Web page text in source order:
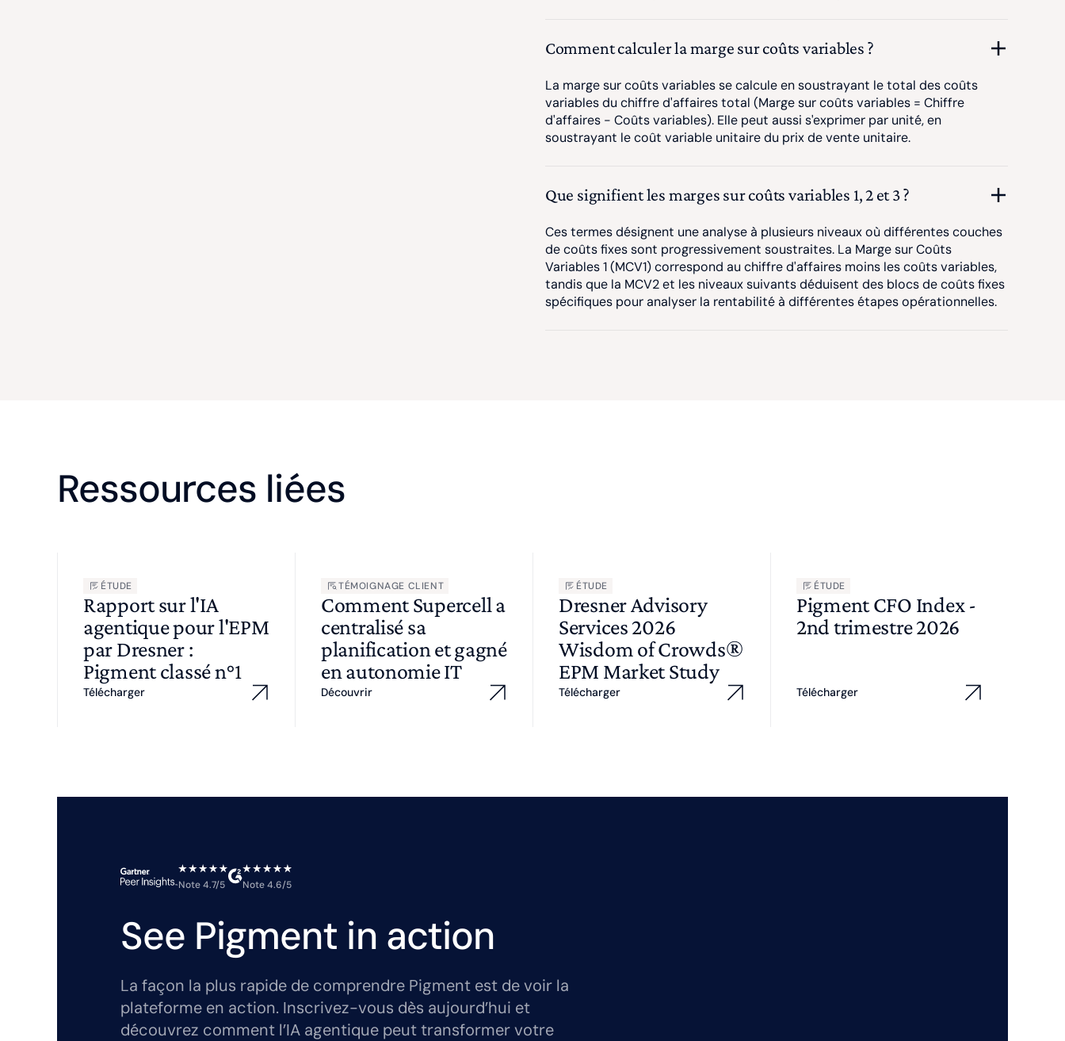
Comment calculer la marge sur coûts variables ?
La marge sur coûts variables se calcule en soustrayant le total des coûts
variables du chiffre d'affaires total (Marge sur coûts variables = Chiffre
d'affaires - Coûts variables). Elle peut aussi s'exprimer par unité, en
soustrayant le coût variable unitaire du prix de vente unitaire.
Que signifient les marges sur coûts variables 1, 2 et 3 ?
Ces termes désignent une analyse à plusieurs niveaux où différentes couches
de coûts fixes sont progressivement soustraites. La Marge sur Coûts
Variables 1 (MCV1) correspond au chiffre d'affaires moins les coûts variables,
tandis que la MCV2 et les niveaux suivants déduisent des blocs de coûts fixes
spécifiques pour analyser la rentabilité à différentes étapes opérationnelles.
Ressources liées
ÉTUDE
Rapport sur l'IA
agentique pour l'EPM
par Dresner :
Pigment classé n°1
Télécharger
TÉMOIGNAGE CLIENT
Comment Supercell a
centralisé sa
planification et gagné
en autonomie IT
Découvrir
ÉTUDE
Dresner Advisory
Services 2026
Wisdom of Crowds®
EPM Market Study
Télécharger
ÉTUDE
Pigment CFO Index -
2nd trimestre 2026
Télécharger
Note 4.7/5 Note 4.6/5
See Pigment in action
La façon la plus rapide de comprendre Pigment est de voir la
plateforme en action. Inscrivez-vous dès aujourd’hui et
découvrez comment l’IA agentique peut transformer votre